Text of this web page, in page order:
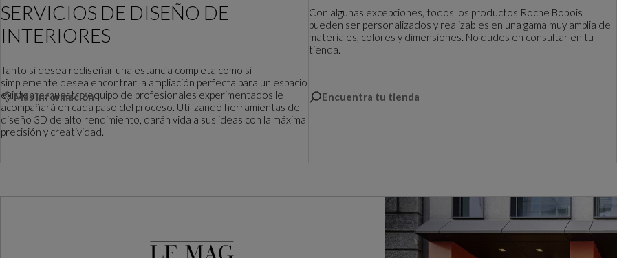
SERVICIOS DE DISEÑO DE
INTERIORES
Tanto si desea rediseñar una estancia completa como si
simplemente desea encontrar la ampliación perfecta para un espacio
existente, nuestro equipo de profesionales experimentados le
acompañará en cada paso del proceso. Utilizando herramientas de
diseño 3D de alto rendimiento, darán vida a sus ideas con la máxima
precisión y creatividad.
Más información
Con algunas excepciones, todos los productos Roche Bobois
pueden ser personalizados y realizables en una gama muy amplia de
materiales, colores y dimensiones. No dudes en consultar en tu
tienda.
Encuentra tu tienda